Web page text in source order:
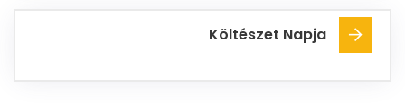
Költészet Napja